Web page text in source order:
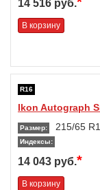
14 516 руб.
В корзину
R16
Ikon Autograph
Размер: 215/65
Индексы:
14 043 руб.*
В корзину